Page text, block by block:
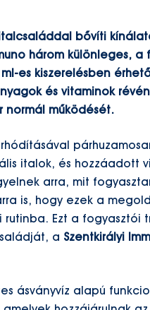
bővíti
három különleges,
es kiszerelésben
és vitaminok
normál működését.
italok, és hozzáadott
arra, mit
is, hogy ezek a
Ezt a fogyasztói
a Szentkirályi
ásványvíz alapú